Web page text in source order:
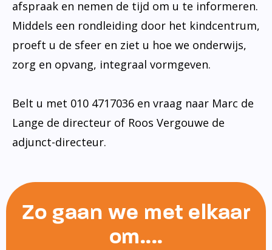
afspraak en nemen de tijd om u te informeren.
Middels een rondleiding door het kindcentrum,
proeft u de sfeer en ziet u hoe we onderwijs,
zorg en opvang, integraal vormgeven.
Belt u met 010 4717036 en vraag naar Marc de
Lange de directeur of Roos Vergouwe de
adjunct-directeur.
Zo gaan we met elkaar
om....